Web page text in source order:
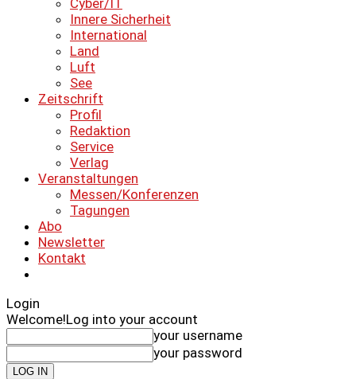
Cyber/IT
Innere Sicherheit
International
Land
Luft
See
Zeitschrift
Profil
Redaktion
Service
Verlag
Veranstaltungen
Messen/Konferenzen
Tagungen
Abo
Newsletter
Kontakt
Login
Welcome!Log into your account
your username
your password